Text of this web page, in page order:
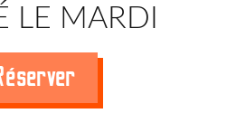
LE MARDI